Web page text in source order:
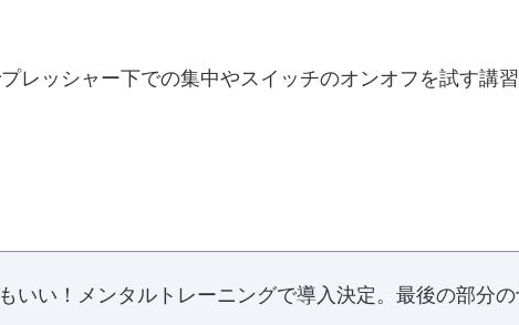
レッシャー下での集中やスイッチのオンオフを試す講
いい！メンタルトレーニングで導入決定。最後の部分